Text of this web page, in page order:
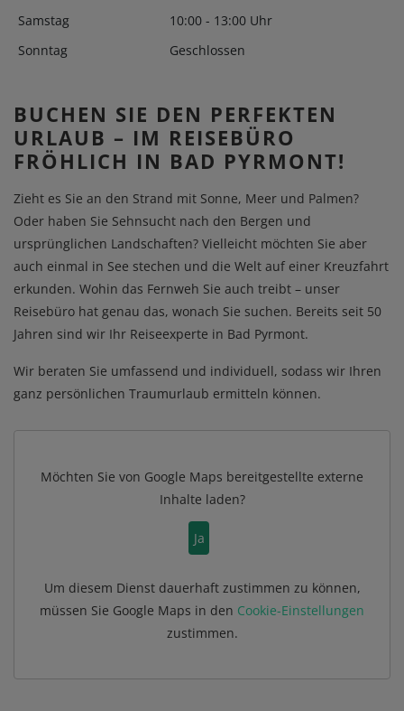
Samstag
10:00 - 13:00 Uhr
Sonntag
Geschlossen
BUCHEN SIE DEN PERFEKTEN
URLAUB – IM REISEBÜRO
FRÖHLICH IN BAD PYRMONT!
Zieht es Sie an den Strand mit Sonne, Meer und Palmen?
Oder haben Sie Sehnsucht nach den Bergen und
ursprünglichen Landschaften? Vielleicht möchten Sie aber
auch einmal in See stechen und die Welt auf einer Kreuzfahrt
erkunden. Wohin das Fernweh Sie auch treibt – unser
Reisebüro hat genau das, wonach Sie suchen. Bereits seit 50
Jahren sind wir Ihr Reiseexperte in Bad Pyrmont.
Wir beraten Sie umfassend und individuell, sodass wir Ihren
ganz persönlichen Traumurlaub ermitteln können.
Möchten Sie von Google Maps bereitgestellte externe
Inhalte laden?
Ja
Um diesem Dienst dauerhaft zustimmen zu können,
müssen Sie Google Maps in den Cookie-Einstellungen
zustimmen.